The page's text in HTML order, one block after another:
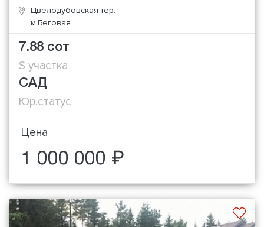
Цвелодубовская тер.
м.Беговая
7.88 сот
S участка
САД
Юр.статус
Цена
1 000 000 ₽